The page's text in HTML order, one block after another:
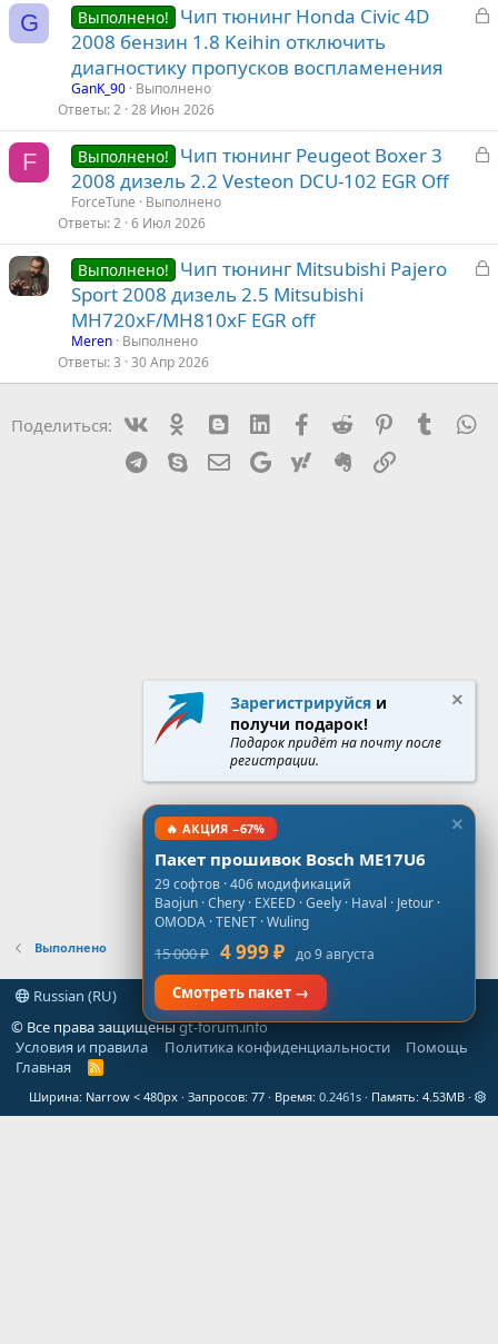
т
G
З
а
Выполнено!
Чип тюнинг Honda Civic 4D
2008 бензин 1.8 Keihin отключить
диагностику пропусков воспламенения
GanK_90 Выполнено
Ответы 2 28 Июн 2026
F
З
т
Выполнено!
Чип тюнинг Peugeot Boxer 3
2008 дизель 2.2 Vesteon DCU-102 EGR Off
ForceTune
Выполнено
Ответы 2 6 Июл 2026
З
т
Выполнено!
Чип тюнинг Mitsubishi Pajero
Sport 2008 дизель 2.5 Mitsubishi
MH720xF/MH810xF EGR off
Meren Выполнено
Ответы 3 30 Апр 2026
Поделиться: Ok mes_blogger
Linked InFacebook
Reddit PinterestTumblr
Telegram
Skype Эл. почта
Google Yahoo Evernote
Выполнено
Russian (RU)
© Все права защищеныgt-forum.info
Условия и правила
Политика конфиденциальности
Помощь
Главная
R
S
Ширина Запросов 77 Время 0.2461s Память 4.53MB
Зарегистрируйся и
получи подарок!
Подарок придёт на почту после
регистрации.
🔥 АКЦИЯ −67%
Пакет прошивок Bosch ME17U6
29 софтов · 406 модификаций
Baojun · Chery · EXEED · Geely · Haval · Jetour ·
OMODA · TENET · Wuling
15 000 ₽ 4 999 ₽ до 9 августа
Смотреть пакет →